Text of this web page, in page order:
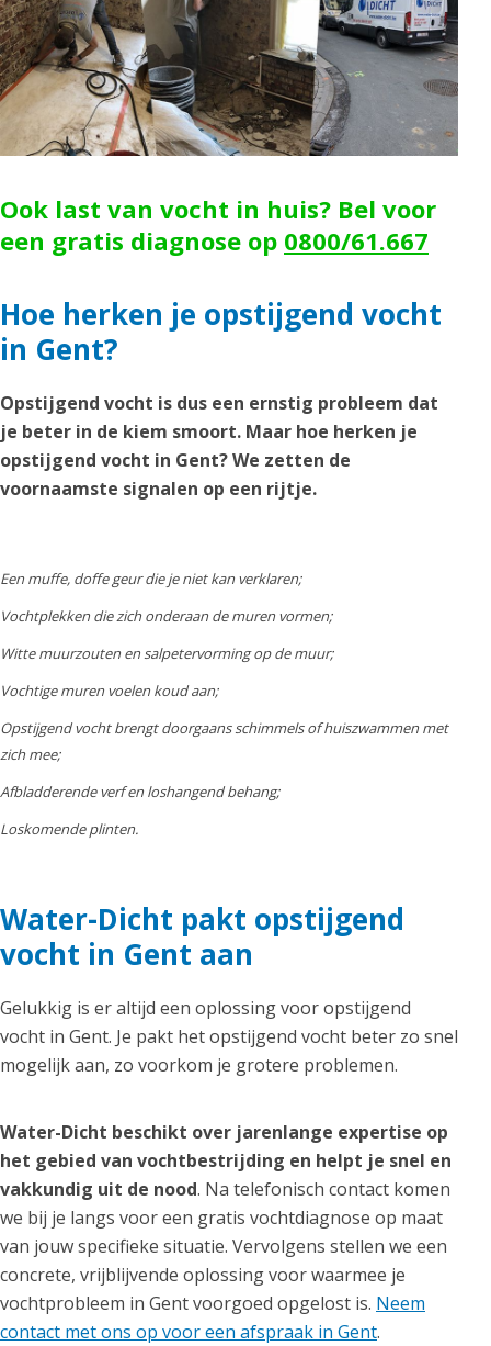
Ook last van vocht in huis? Bel voor
een gratis diagnose op 0800/61.667
Hoe herken je opstijgend vocht
in Gent?
Opstijgend vocht is dus een ernstig probleem dat
je beter in de kiem smoort. Maar hoe herken je
opstijgend vocht in Gent? We zetten de
voornaamste signalen op een rijtje.
Een muffe, doffe geur die je niet kan verklaren;
Vochtplekken die zich onderaan de muren vormen;
Witte muurzouten en salpetervorming op de muur;
Vochtige muren voelen koud aan;
Opstijgend vocht brengt doorgaans schimmels of huiszwammen met
zich mee;
Afbladderende verf en loshangend behang;
Loskomende plinten.
Water-Dicht pakt opstijgend
vocht in Gent aan
Gelukkig is er altijd een oplossing voor opstijgend
vocht in Gent. Je pakt het opstijgend vocht beter zo snel
mogelijk aan, zo voorkom je grotere problemen.
Water-Dicht beschikt over jarenlange expertise op
het gebied van vochtbestrijding en helpt je snel en
vakkundig uit de nood. Na telefonisch contact komen
we bij je langs voor een gratis vochtdiagnose op maat
van jouw specifieke situatie. Vervolgens stellen we een
concrete, vrijblijvende oplossing voor waarmee je
vochtprobleem in Gent voorgoed opgelost is. Neem
contact met ons op voor een afspraak in Gent.